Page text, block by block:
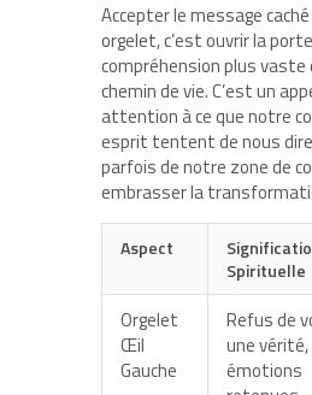
Accepter le message
orgelet, c’est ouvrir la
compréhension plus vaste
chemin de vie. C’est un
attention à ce que notre
esprit tentent de nous
parfois de notre zone de
embrasser la
Aspect
Spirituelle
Orgelet
Œil
Gauche
Refus de
une vérité,
émotions